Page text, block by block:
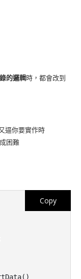
的邏輯時，都會改到
逼你要實作時
困難
Copy